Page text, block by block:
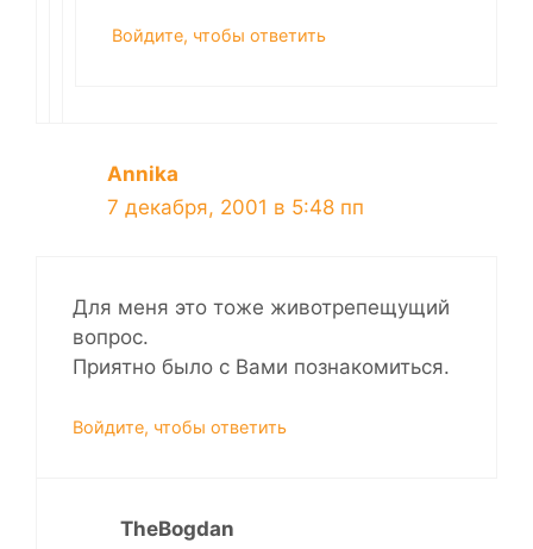
Войдите, чтобы ответить
Annika
7 декабря, 2001 в 5:48 пп
Для меня это тоже животрепещущий
вопрос.
Приятно было с Вами познакомиться.
Войдите, чтобы ответить
TheBogdan